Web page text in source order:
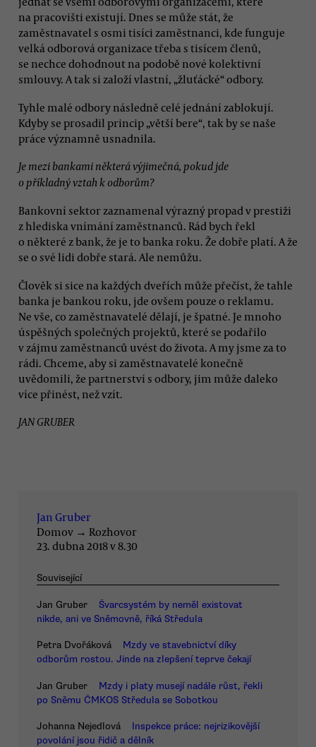
na pracovišti existují. Dnes se může stát, že
zaměstnavatel s osmi tisíci zaměstnanci, kde funguje
velká odborová organizace třeba s tisícem členů,
se nechce dohodnout na podobě nové kolektivní
smlouvy. A tak si založí vlastní, „žluťácké“ odbory.
Tyhle malé odbory následně celé jednání zablokují.
Kdyby se prosadil princip „větší bere“, tak by se naše
práce významně usnadnila.
Je mezi bankami některá výjimečná, pokud jde
o příkladný vztah k odborům?
Bankovní sektor zaznamenal výrazný propad v prestiži
z hlediska vnímání zaměstnanců. Rád bych řekl
o některé z bank, že je to banka roku. Že dobře platí. A že
se o své lidi dobře stará. Ale nemůžu.
Člověk si sice na každých dveřích může přečíst, že tahle
banka je bankou roku, jde ovšem pouze o reklamu.
Ne vše, co zaměstnavatelé dělají, je špatné. Je mnoho
úspěšných společných projektů, které se podařilo
v zájmu zaměstnanců uvést do života. A my jsme za to
rádi. Chceme, aby si zaměstnavatelé konečně
uvědomili, že partnerství s odbory, jim může daleko
více přinést, než vzít.
JAN GRUBER
Jan Gruber
Domov → Rozhovor
23. dubna 2018 v 8.30
Související
Jan Gruber
Švarcsystém by neměl existovat
nikde, ani ve Sněmovně, říká Středula
Petra Dvořáková
Mzdy ve stavebnictví díky
odborům rostou. Jinde na zlepšení teprve čekají
Jan Gruber
Mzdy i platy musejí nadále růst, řekli
po Sněmu ČMKOS Středula se Sobotkou
Johanna Nejedlová
Inspekce práce: nejrizikovější
povolání jsou řidič a dělník